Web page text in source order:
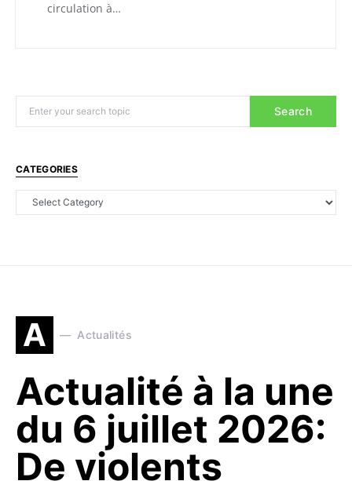
circulation à…
Search
CATEGORIES
A Actualités
Actualité à la une
du 6 juillet 2026:
De violents